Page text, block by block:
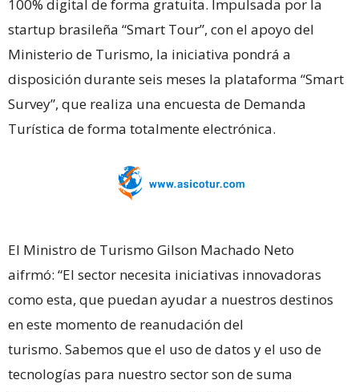
100% digital de forma gratuita. Impulsada por la
startup brasileña “Smart Tour”, con el apoyo del
Ministerio de Turismo, la iniciativa pondrá a
disposición durante seis meses la plataforma “Smart
Survey”, que realiza una encuesta de Demanda
Turística de forma totalmente electrónica.
El Ministro de Turismo Gilson Machado Neto
aifrmó: “El sector necesita iniciativas innovadoras
como esta, que puedan ayudar a nuestros destinos
en este momento de reanudación del
turismo. Sabemos que el uso de datos y el uso de
tecnologías para nuestro sector son de suma